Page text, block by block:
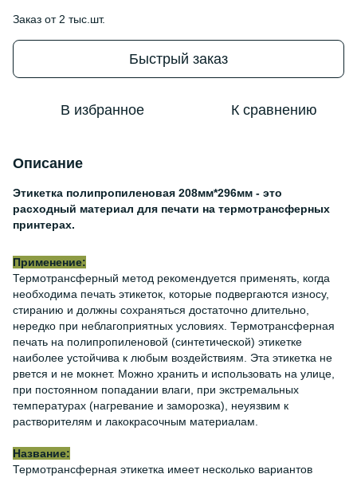
Заказ от 2 тыс.шт.
Быстрый заказ
В избранное К сравнению
Описание
Этикетка полипропиленовая 208мм*296мм - это
расходный материал для печати на термотрансферных
принтерах.
Применение:
Термотрансферный метод рекомендуется применять, когда
необходима печать этикеток, которые подвергаются износу,
стиранию и должны сохраняться достаточно длительно,
нередко при неблагоприятных условиях. Термотрансферная
печать на полипропиленовой (синтетической) этикетке
наиболее устойчива к любым воздействиям. Эта этикетка не
рвется и не мокнет. Можно хранить и использовать на улице,
при постоянном попадании влаги, при экстремальных
температурах (нагревание и заморозка), неуязвим к
растворителям и лакокрасочным материалам.
Название:
Термотрансферная этикетка имеет несколько вариантов